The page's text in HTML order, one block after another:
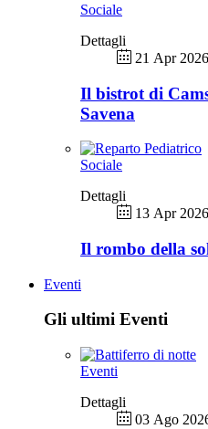
Sociale
Dettagli
21 Apr 2026
Il bistrot di
Savena
Sociale
Dettagli
13 Apr 2026
Il rombo della
Eventi
Gli ultimi Eventi
Eventi
Dettagli
03 Ago